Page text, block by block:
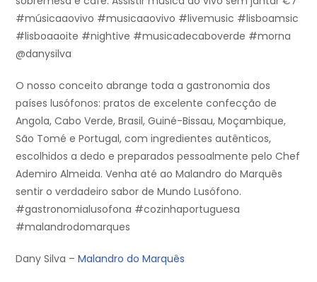
#músicaaovivo #musicaaovivo #livemusic #lisboamsic
#lisboaaoite #nightive #musicadecaboverde #morna
@danysilva
O nosso conceito abrange toda a gastronomia dos
países lusófonos: pratos de excelente confecção de
Angola, Cabo Verde, Brasil, Guiné-Bissau, Moçambique,
São Tomé e Portugal, com ingredientes autênticos,
escolhidos a dedo e preparados pessoalmente pelo Chef
Ademiro Almeida. Venha até ao Malandro do Marquês
sentir o verdadeiro sabor de Mundo Lusófono.
#gastronomialusofona #cozinhaportuguesa
#malandrodomarques
Dany Silva – Malandro do Marquês